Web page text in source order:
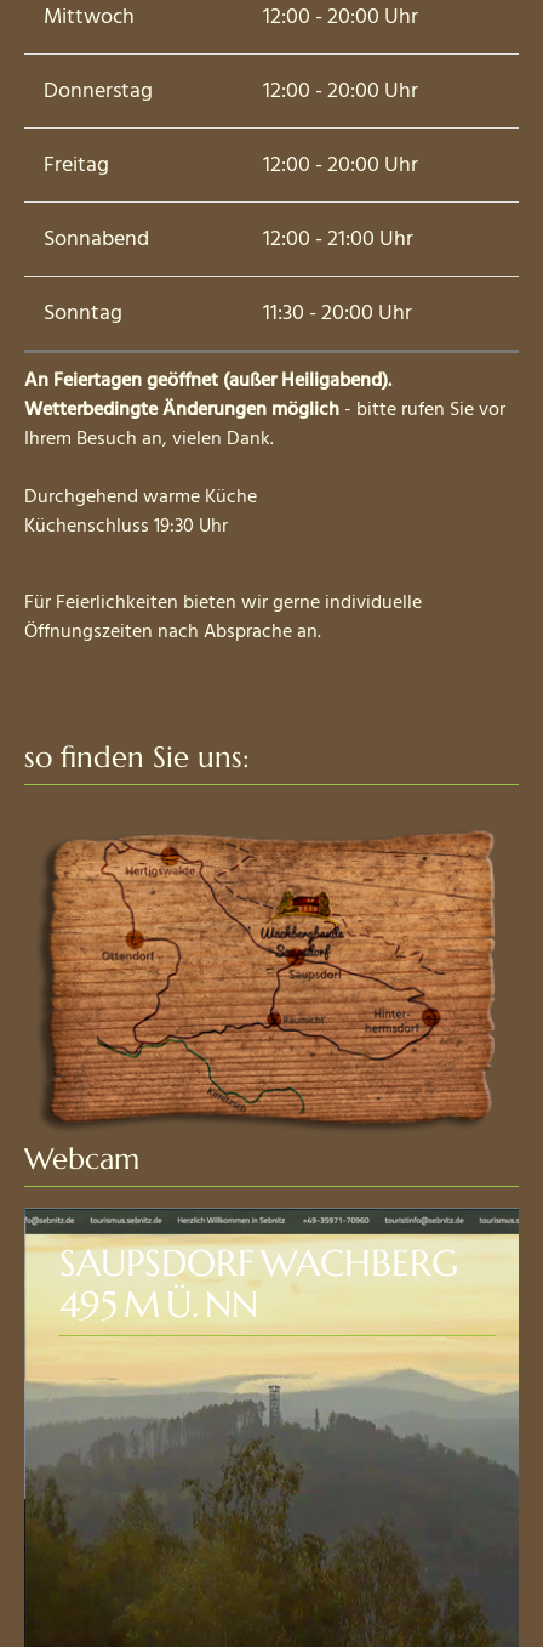
Mittwoch 12:00 - 20:00 Uhr
Donnerstag 12:00 - 20:00 Uhr
Freitag 12:00 - 20:00 Uhr
Sonnabend 12:00 - 21:00 Uhr
Sonntag 11:30 - 20:00 Uhr
An Feiertagen geöffnet (außer Heiligabend).
Wetterbedingte Änderungen möglich - bitte rufen Sie vor
Ihrem Besuch an, vielen Dank.
Durchgehend warme Küche
Küchenschluss 19:30 Uhr
Für Feierlichkeiten bieten wir gerne individuelle
Öffnungszeiten nach Absprache an.
so finden Sie uns:
Webcam
SAUPSDORF WACHBERG
495 M Ü. NN